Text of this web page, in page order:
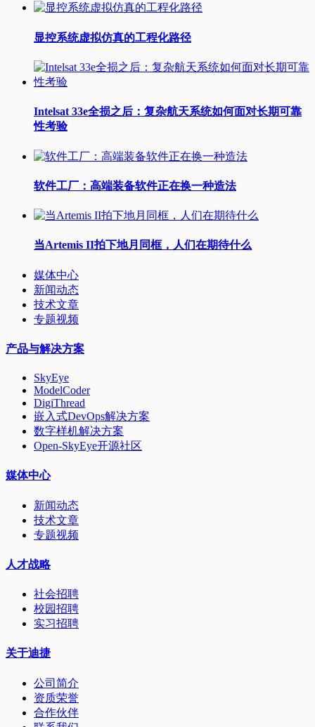
显控系统虚拟仿真的工程化路径
Intelsat 33e全损之后：复杂航天系统如何面对长期可靠
性考验
软件工厂：高端装备软件正在换一种造法
当Artemis II拍下地月同框，人们在期待什么
媒体中心
新闻动态
技术文章
专题视频
产品与解决方案
SkyEye
ModelCoder
DigiThread
嵌入式DevOps解决方案
数字样机解决方案
Open-SkyEye开源社区
媒体中心
新闻动态
技术文章
专题视频
人才战略
社会招聘
校园招聘
实习招聘
关于迪捷
公司简介
资质荣誉
合作伙伴